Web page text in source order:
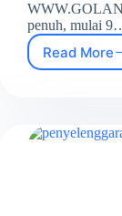
penuh, mulai
Read More
SMK
Yadika